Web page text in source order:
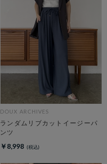
DOUX ARCHIVES
ランダムリブカットイージーパ
ンツ
￥8,998